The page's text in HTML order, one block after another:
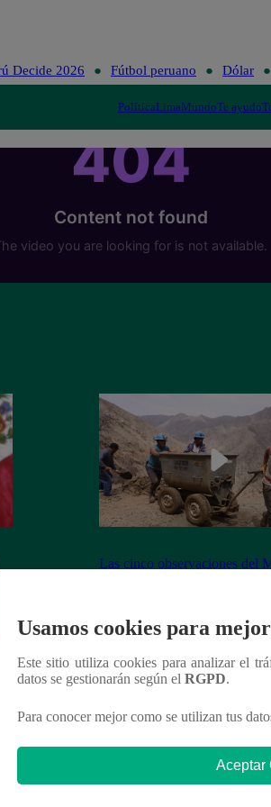
Decide 2026 Fútbol peruano Dólar
PolíticaLimaMundoTe ayudo
Las cinco observaciones del
Usamos cookies para
Este sitio utiliza cookies para analizar el
datos se gestionarán según el RGPD.
Para conocer mejor como se utilizan tus
Aceptar